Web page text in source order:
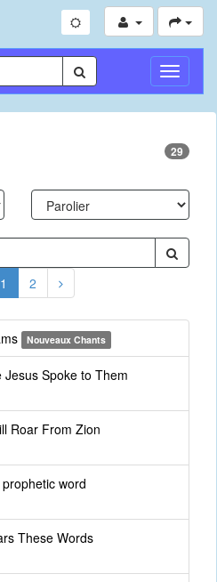
Toggle
29
1 2
Nouveaux Chants
Spoke to Them
Roar From Zion
word
These Words